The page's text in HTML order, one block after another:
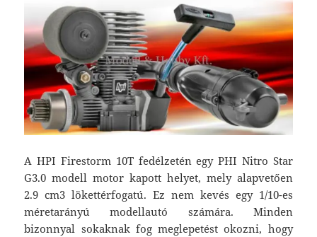
A HPI Firestorm 10T fedélzetén egy PHI Nitro Star
G3.0 modell motor kapott helyet, mely alapvetően
2.9 cm3 lökettérfogatú. Ez nem kevés egy 1/10-es
méretarányú modellautó számára. Minden
bizonnyal sokaknak fog meglepetést okozni, hogy